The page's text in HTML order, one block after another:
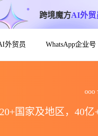
跨境魔方AI外贸
外贸员 WhatsApp企业号
ооо
国家及地区，40